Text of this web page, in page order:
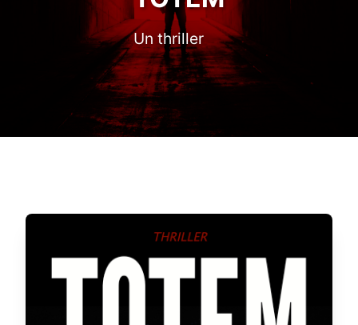
Un thriller